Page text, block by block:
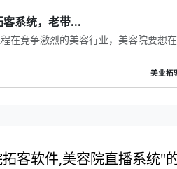
系统，老带...
在竞争激烈的美容行业，美容院要想
美业拓
客软件,美容院直播系统"